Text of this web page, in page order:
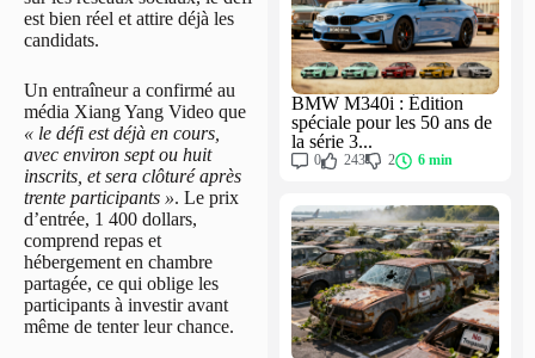
est bien réel et attire déjà les
candidats.
Un entraîneur a confirmé au
média Xiang Yang Video que
« le défi est déjà en cours,
avec environ sept ou huit
inscrits, et sera clôturé après
trente participants ». Le prix
d’entrée, 1 400 dollars,
comprend repas et
hébergement en chambre
partagée, ce qui oblige les
participants à investir avant
même de tenter leur chance.
BMW M340i : Édition
spéciale pour les 50 ans de
la série 3...
0 243 2 6 min